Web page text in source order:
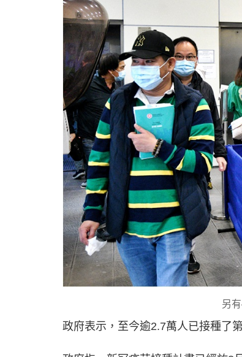
另
政府表示，至今逾2.7萬人已接種了